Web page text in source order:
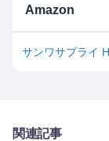
Amazon
関連記事